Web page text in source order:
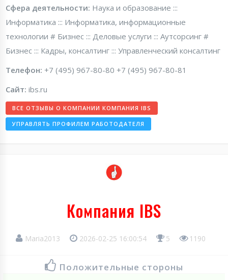
Сфера деятельности: Наука и образование :::
Информатика ::: Информатика, информационные
технологии # Бизнес ::: Деловые услуги ::: Аутсорсинг #
Бизнес ::: Кадры, консалтинг ::: Управленческий консалтинг
Телефон: +7 (495) 967-80-80 +7 (495) 967-80-81
Сайт: ibs.ru
ВСЕ ОТЗЫВЫ О КОМПАНИИ КОМПАНИЯ IBS
УПРАВЛЯТЬ ПРОФИЛЕМ РАБОТОДАТЕЛЯ
Компания IBS
Maria2013 2026-02-25 16:00:54 5 1190
Положительные стороны